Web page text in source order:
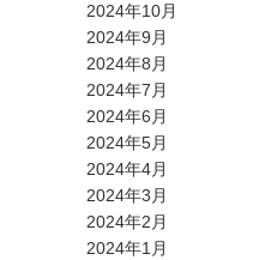
2024年10月
2024年9月
2024年8月
2024年7月
2024年6月
2024年5月
2024年4月
2024年3月
2024年2月
2024年1月